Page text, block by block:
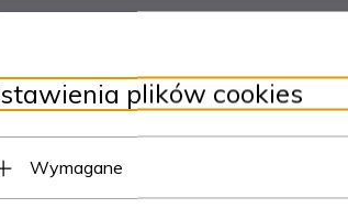
brak śladów użytkowania.
plików cookies
Wymagane